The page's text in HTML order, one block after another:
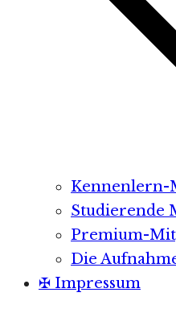
Kennenlern-
Studierende
Premium-
Die
✠ Impressum